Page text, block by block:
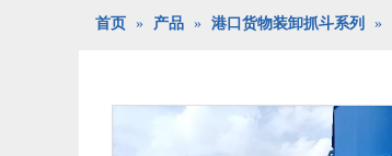
首页 » 产品 » 港口货物装卸抓斗系列 »